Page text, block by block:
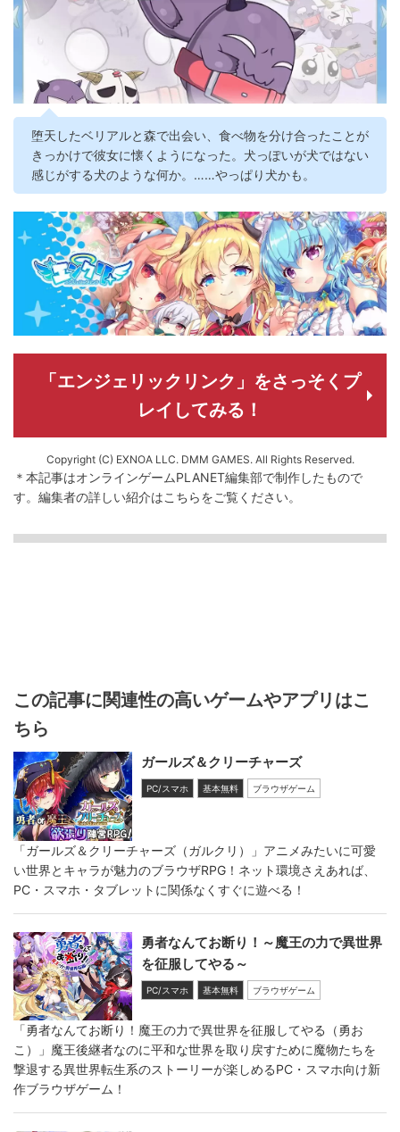
堕天したベリアルと森で出会い、食べ物を分け合ったことが
きっかけで彼女に懐くようになった。犬っぽいが犬ではない
感じがする犬のような何か。……やっぱり犬かも。
「エンジェリックリンク」をさっそくプ
レイしてみる！
Copyright (C) EXNOA LLC. DMM GAMES. All Rights Reserved.
＊本記事はオンラインゲームPLANET編集部で制作したもので
す。 編集者の詳しい紹介はこちらをご覧ください。
この記事に関連性の高いゲームやアプリはこ
ちら
ガールズ＆クリーチャーズ
PC/スマホ 基本無料 ブラウザゲーム
「ガールズ＆クリーチャーズ（ガルクリ）」アニメみたいに可愛
い世界とキャラが魅力のブラウザRPG！ネット環境さえあれば、
PC・スマホ・タブレットに関係なくすぐに遊べる！
勇者なんてお断り！～魔王の力で異世界
を征服してやる～
PC/スマホ 基本無料 ブラウザゲーム
「勇者なんてお断り！魔王の力で異世界を征服してやる（勇お
こ）」魔王後継者なのに平和な世界を取り戻すために魔物たちを
撃退する異世界転生系のストーリーが楽しめるPC・スマホ向け新
作ブラウザゲーム！